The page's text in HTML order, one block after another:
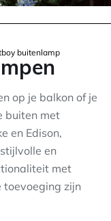
Showroom
buitenlamp
op je balkon of je
buiten met
en Edison,
en
met
toevoeging zijn